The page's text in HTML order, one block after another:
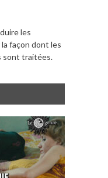
les
façon dont les
sont traitées.